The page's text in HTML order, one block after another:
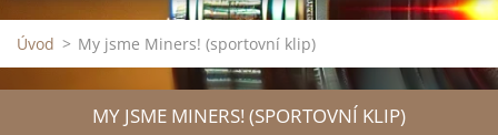
Úvod > My jsme Miners! (sportovní klip)
MY JSME MINERS! (SPORTOVNÍ KLIP)